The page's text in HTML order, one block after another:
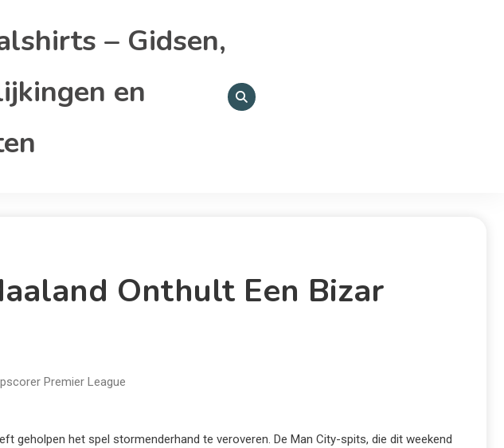
– Gidsen,
en
Onthult Een Bizar
Premier League
geholpen het spel stormenderhand te veroveren. De Man City-spits, die dit weekend